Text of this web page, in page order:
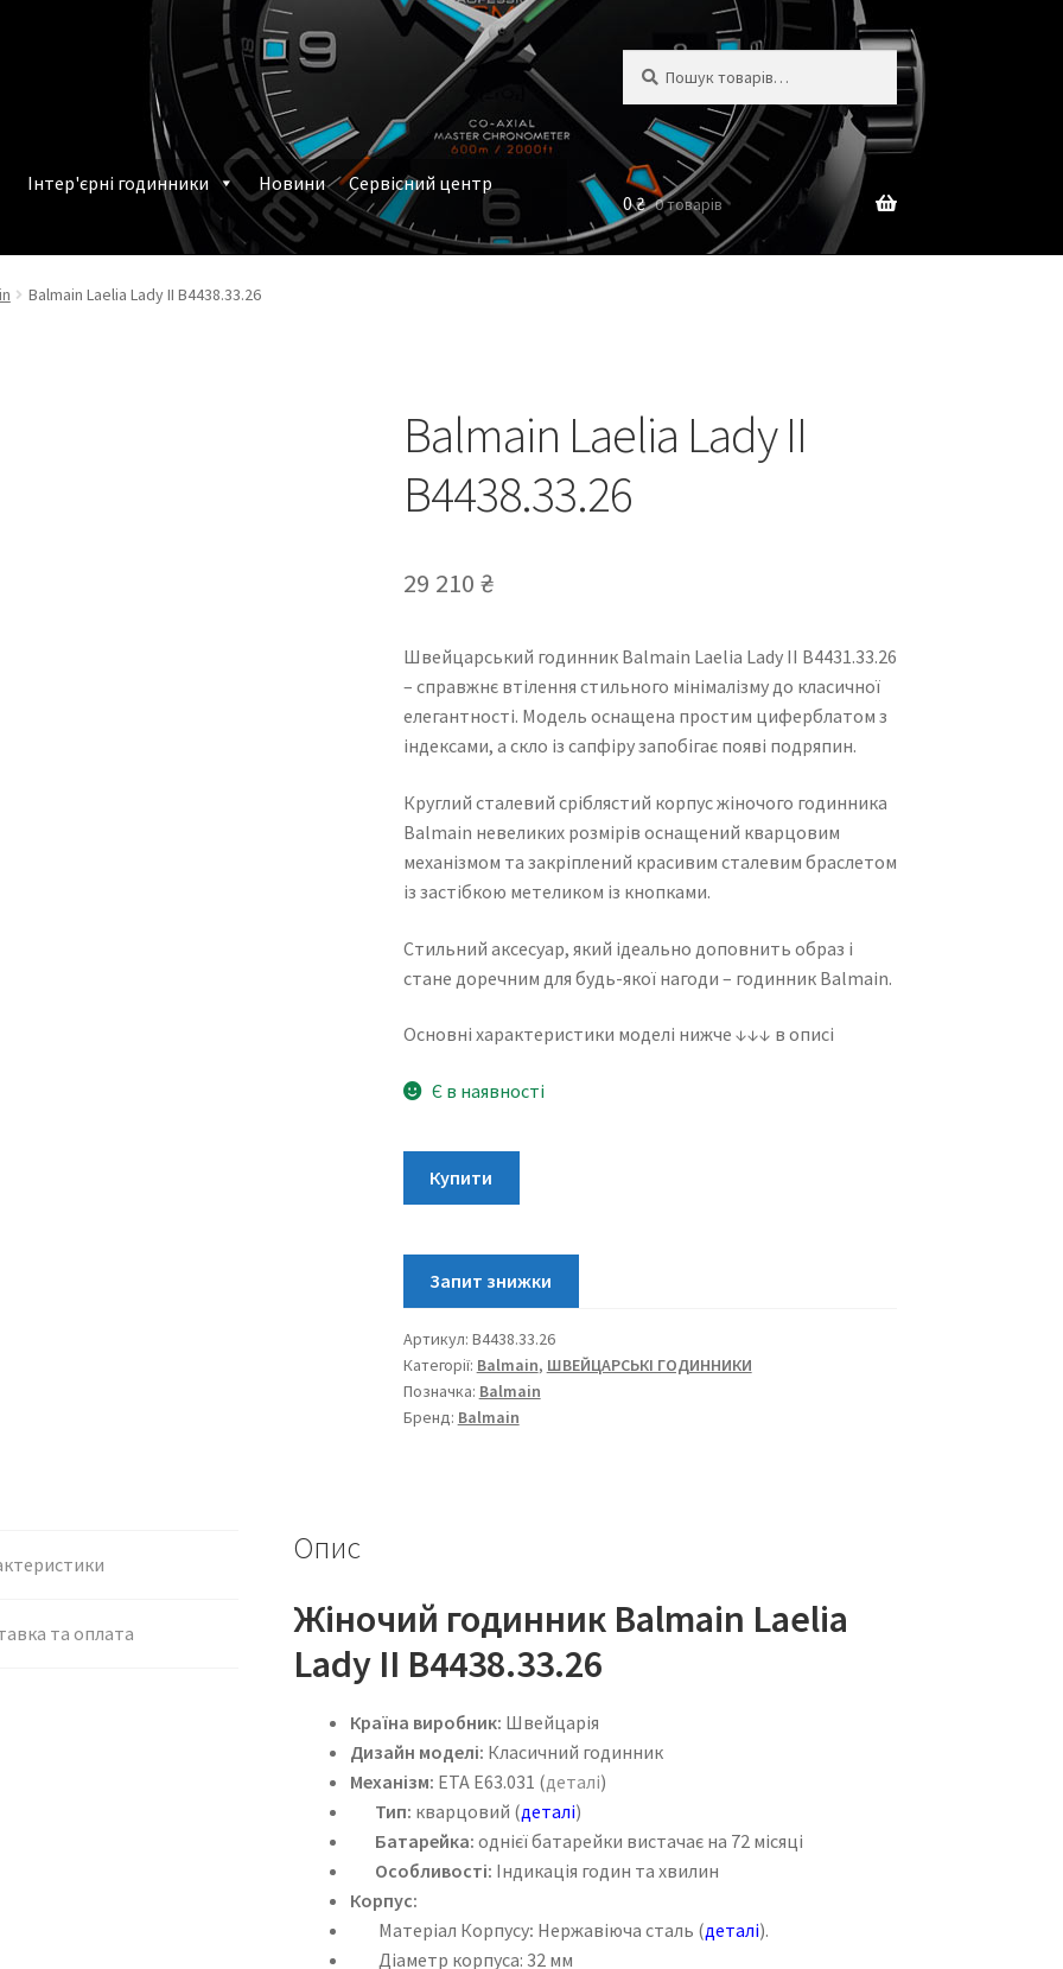
Інтер'єрні годинники Новини Сервісний центр
замовленняНаручні годинники у Харкові
0₴ 0 товарів
Balmain Laelia Lady II B4438.33.26
Balmain Laelia Lady II
B4438.33.26
29 210 ₴
Швейцарський годинник Balmain Laelia Lady II B4431.33.26
– справжнє втілення стильного мінімалізму до класичної
елегантності. Модель оснащена простим циферблатом з
індексами, а скло із сапфіру запобігає появі подряпин.
Круглий сталевий сріблястий корпус жіночого годинника
Balmain невеликих розмірів оснащений кварцовим
механізмом та закріплений красивим сталевим браслетом
із застібкою метеликом із кнопками.
Стильний аксесуар, який ідеально доповнить образ і
стане доречним для будь-якої нагоди – годинник Balmain.
Основні характеристики моделі нижче ↓↓↓ в описі
Є в наявності
Laelia
II
B4438.33.26
кількість
Купити
Артикул: B4438.33.26
Категорії: Balmain, ШВЕЙЦАРСЬКІ ГОДИННИКИ
Позначка: Balmain
Бренд: Balmain
та оплата
Опис
Жіночий годинник Balmain Laelia
Lady II B4438.33.26
Країна виробник: Швейцарія
Дизайн моделі: Класичний годинник
Механізм: ETA E63.031 (деталі)
Тип: кварцовий (деталі)
Батарейка:однієї батарейки вистачає на 72 місяці
Особливості: Індикація годин та хвилин
Корпус:
Матеріал Корпусу: Нержавіюча сталь (деталі).
Діаметр корпуса: 32 мм